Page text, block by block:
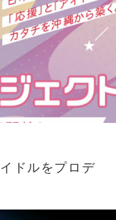
ドルをプロデ